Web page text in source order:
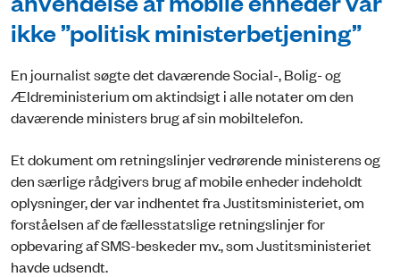
ikke ”politisk ministerbetjening”
En journalist søgte det daværende Social-, Bolig- og
Ældreministerium om aktindsigt i alle notater om den
daværende ministers brug af sin mobiltelefon.
Et dokument om retningslinjer vedrørende ministerens og
den særlige rådgivers brug af mobile enheder indeholdt
oplysninger, der var indhentet fra Justitsministeriet, om
forståelsen af de fællesstatslige retningslinjer for
opbevaring af SMS-beskeder mv., som Justitsministeriet
havde udsendt.